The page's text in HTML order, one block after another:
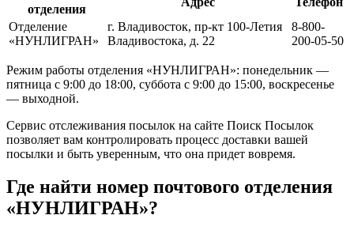
отделения
Отделение
«НУНЛИГРАН»
г. Владивосток, пр-кт 100-Летия
Владивостока, д. 22
8-800-
200-05-50
Режим работы отделения «НУНЛИГРАН»: понедельник —
пятница с 9:00 до 18:00, суббота с 9:00 до 15:00, воскресенье
— выходной.
Сервис отслеживания посылок на сайте Поиск Посылок
позволяет вам контролировать процесс доставки вашей
посылки и быть уверенным, что она придет вовремя.
Где найти номер почтового отделения
«НУНЛИГРАН»?